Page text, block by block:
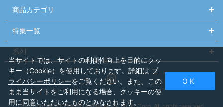
商品カテゴリ
特集一覧
系列
Instagram
当サイトでは、サイトの利便性向上を目的にクッ
キー（Cookie）を使用しております。詳細は プ
ライバシーポリシーをご覧ください。また、この
まま当サイトをご利用になる場合、クッキーの使
用に同意いただいたものとみなされます。
O K